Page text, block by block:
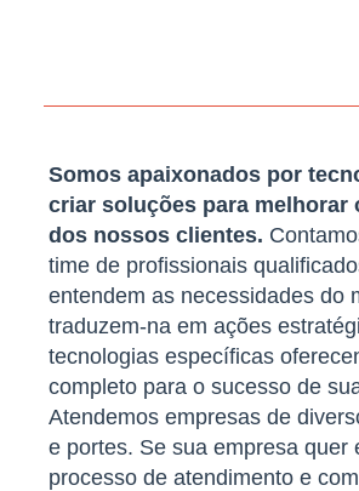
Somos apaixonados por
criar soluções para melhorar
dos nossos clientes.
time de profissionais
entendem as necessidades do
traduzem-na em ações
tecnologias específicas
completo para o sucesso de
Atendemos empresas de
e portes. Se sua empresa quer
processo de atendimento e